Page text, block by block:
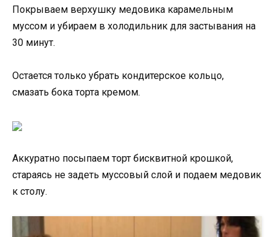
Покрываем верхушку медовика карамельным
муссом и убираем в холодильник для застывания на
30 минут.
Остается только убрать кондитерское кольцо,
смазать бока торта кремом.
Аккуратно посыпаем торт бисквитной крошкой,
стараясь не задеть муссовый слой и подаем медовик
к столу.